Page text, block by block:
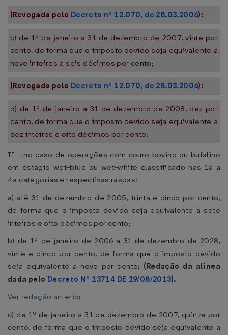
(Revogada pelo Decreto nº 12.070, de 28.03.2006):
c) de 1º de janeiro a 31 de dezembro de 2007, vinte por
cento, de forma que o imposto devido seja equivalente a
nove inteiros e seis décimos por cento;
(Revogada pelo Decreto nº 12.070, de 28.03.2006):
d) de 1º de janeiro a 31 de dezembro de 2008, dez por
cento, de forma que o imposto devido seja equivalente a
dez inteiros e oito décimos por cento;
II - no caso de operações com couro bovino ou bufalino
em estágio wet-blue ou wet-white classificado nas 1a a
4a categorias e respectivas raspas:
a) até 31 de dezembro de 2005, trinta e cinco por cento,
de forma que o imposto devido seja equivalente a sete
inteiros e oito décimos por cento;
b) de 1º de janeiro de 2006 a 31 de dezembro de 2028,
vinte e cinco por cento, de forma que o imposto devido
seja equivalente a nove por cento; (Redação da alínea
dada pelo Decreto Nº 13714 DE 19/08/2013).
Ver redação anterior
c) de 1º de janeiro a 31 de dezembro de 2007, quinze por
cento, de forma que o imposto devido seja equivalente a